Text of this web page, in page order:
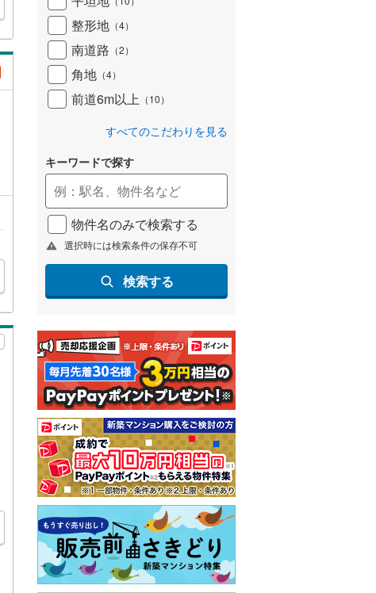
整形地 （4）
南道路 （2）
角地 （4）
前道6m以上 （10）
すべてのこだわりを見る
キーワードで探す
物件名のみで検索する
選択時には検索条件の保存不可
検索する